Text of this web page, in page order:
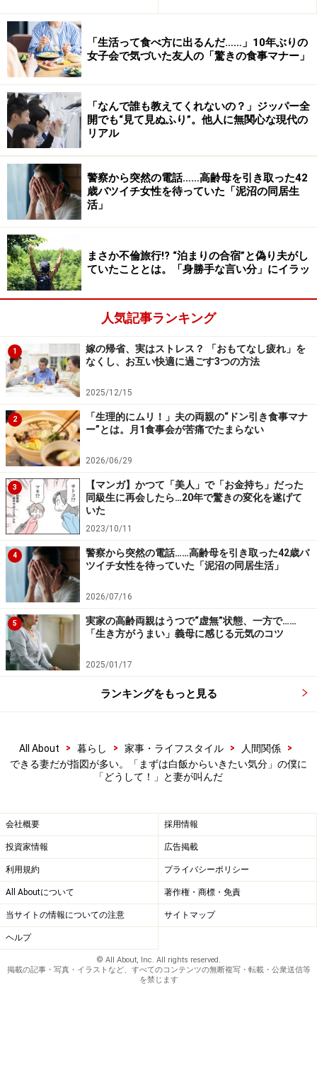
結婚して11年になる妻がそれほど事細かに指図するの
は、彼女の父親が40代で亡くなっているから。40代を健
康で乗り切れば長生きできたはずなのにという思いがあ
るようだ。
とはいえ、父親がひどく不摂生をしたわけではない。病
はどんな時に誰に訪れるかは分からないのだから。だが
妻は、子どもも小さいのだからあなたに何かあったら大
変、というのが口癖になっている。
「そういうのって、本当に僕の健康を考えているわけじ
ゃなくて、結局、主たる稼ぎ主がいなくなったら自分も
子どもも食うに困る。だから健康で働いてお金をもって
きてね、ということなんじゃないかと僕はひねくれてる
から思うわけです。
そもそも、お弁当をどう食べようと僕の自由だとも思う
んですよね」
メモを見ずに捨てようかと思ったこともあるが、やはり
まったく見ないわけにはいかなかった。
＞ネットからの情報を細かく指示してくる妻
※記事内容は執筆時点のものです。最新の内容をご確認くださ
い。
1/2 次のページへ
「生活って食べ方に出るんだ……」10年ぶりの
女子会で気づいた友人の「驚きの食事マナー」
「なんで誰も教えてくれないの？」ジッパー全
開でも“見て見ぬふり”。他人に無関心な現代の
リアル
警察から突然の電話……高齢母を引き取った42
歳バツイチ女性を待っていた「泥沼の同居生
活」
まさか不倫旅行!? “泊まりの合宿”と偽り夫がし
ていたこととは。「身勝手な言い分」にイラッ
人気記事ランキング
1
嫁の帰省、実はストレス？ 「おもてなし疲れ」を
なくし、お互い快適に過ごす3つの方法
2025/12/15
2
「生理的にムリ！」夫の両親の“ドン引き食事マナ
ー”とは。月1食事会が苦痛でたまらない
2026/06/29
3
【マンガ】かつて「美人」で「お金持ち」だった
同級生に再会したら…20年で驚きの変化を遂げて
いた
2023/10/11
4
警察から突然の電話……高齢母を引き取った42歳バ
ツイチ女性を待っていた「泥沼の同居生活」
2026/07/16
5
実家の高齢両親はうつで“虚無”状態、一方で……
「生き方がうまい」義母に感じる元気のコツ
2025/01/17
ランキングをもっと見る
All About > 暮らし > 家事・ライフスタイル > 人間関係
>
できる妻だが指図が多い。「まずは白飯からいきたい気分」の僕に
「どうして！」と妻が叫んだ
会社概要 採用情報
投資家情報 広告掲載
利用規約 プライバシーポリシー
All Aboutについて 著作権・商標・免責
当サイトの情報についての注意 サイトマップ
ヘルプ
© All About, Inc. All rights reserved.
掲載の記事・写真・イラストなど、すべてのコンテンツの無断複写・転載・公衆送信等
を禁じます